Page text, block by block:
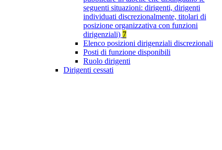
seguenti situazioni: dirigenti, dirigenti
individuati discrezionalmente, titolari di
posizione organizzativa con funzioni
dirigenziali) 7
Elenco posizioni dirigenziali discrezionali
Posti di funzione disponibili
Ruolo dirigenti
Dirigenti cessati